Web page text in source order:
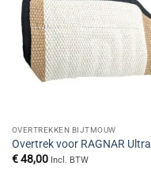
OVERTREKKEN BIJTMOUW
Overtrek voor RAGNAR Ultra
€48,00 Incl. BTW